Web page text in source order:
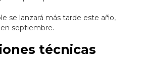
se lanzará más tarde este año,
septiembre.
técnicas